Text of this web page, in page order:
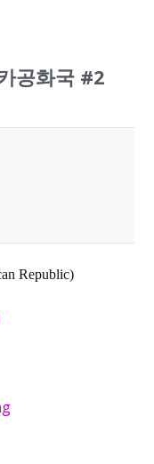
공화국 #2
Republic)